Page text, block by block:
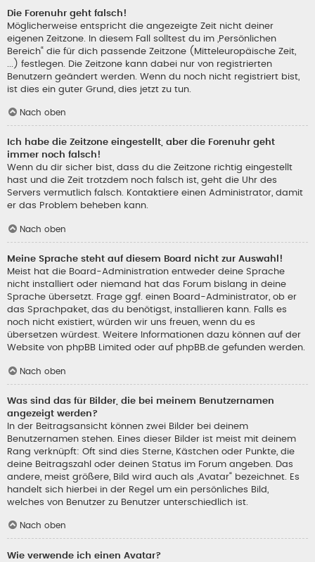
Die Forenuhr geht falsch!
Möglicherweise entspricht die angezeigte Zeit nicht deiner
eigenen Zeitzone. In diesem Fall solltest du im „Persönlichen
Bereich“ die für dich passende Zeitzone (Mitteleuropäische Zeit,
...) festlegen. Die Zeitzone kann dabei nur von registrierten
Benutzern geändert werden. Wenn du noch nicht registriert bist,
ist dies ein guter Grund, dies jetzt zu tun.
Nach oben
Ich habe die Zeitzone eingestellt, aber die Forenuhr geht
immer noch falsch!
Wenn du dir sicher bist, dass du die Zeitzone richtig eingestellt
hast und die Zeit trotzdem noch falsch ist, geht die Uhr des
Servers vermutlich falsch. Kontaktiere einen Administrator, damit
er das Problem beheben kann.
Nach oben
Meine Sprache steht auf diesem Board nicht zur Auswahl!
Meist hat die Board-Administration entweder deine Sprache
nicht installiert oder niemand hat das Forum bislang in deine
Sprache übersetzt. Frage ggf. einen Board-Administrator, ob er
das Sprachpaket, das du benötigst, installieren kann. Falls es
noch nicht existiert, würden wir uns freuen, wenn du es
übersetzen würdest. Weitere Informationen dazu können auf der
Website von phpBB Limited oder auf phpBB.de gefunden werden.
Nach oben
Was sind das für Bilder, die bei meinem Benutzernamen
angezeigt werden?
In der Beitragsansicht können zwei Bilder bei deinem
Benutzernamen stehen. Eines dieser Bilder ist meist mit deinem
Rang verknüpft: Oft sind dies Sterne, Kästchen oder Punkte, die
deine Beitragszahl oder deinen Status im Forum angeben. Das
andere, meist größere, Bild wird auch als „Avatar“ bezeichnet. Es
handelt sich hierbei in der Regel um ein persönliches Bild,
welches von Benutzer zu Benutzer unterschiedlich ist.
Nach oben
Wie verwende ich einen Avatar?